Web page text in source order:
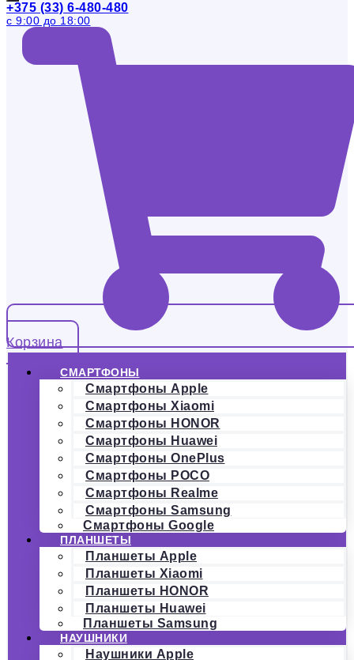
+375 (33) 6-480-480
с 9:00 до 18:00
Корзина
СМАРТФОНЫ
Смартфоны Apple
Смартфоны Xiaomi
Смартфоны HONOR
Смартфоны Huawei
Смартфоны OnePlus
Смартфоны POCO
Смартфоны Realme
Смартфоны Samsung
Смартфоны Google
ПЛАНШЕТЫ
Планшеты Apple
Планшеты Xiaomi
Планшеты HONOR
Планшеты Huawei
Планшеты Samsung
НАУШНИКИ
Наушники Apple